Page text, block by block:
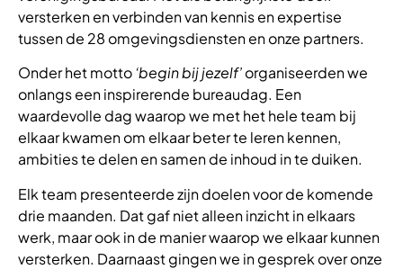
versterken en verbinden van kennis en expertise
tussen de 28 omgevingsdiensten en onze partners.
Onder het motto ‘begin bij jezelf’organiseerden we
onlangs een inspirerende bureaudag. Een
waardevolle dag waarop we met het hele team bij
elkaar kwamen om elkaar beter te leren kennen,
ambities te delen en samen de inhoud in te duiken.
Elk team presenteerde zijn doelen voor de komende
drie maanden. Dat gaf niet alleen inzicht in elkaars
werk, maar ook in de manier waarop we elkaar kunnen
versterken. Daarnaast gingen we in gesprek over onze